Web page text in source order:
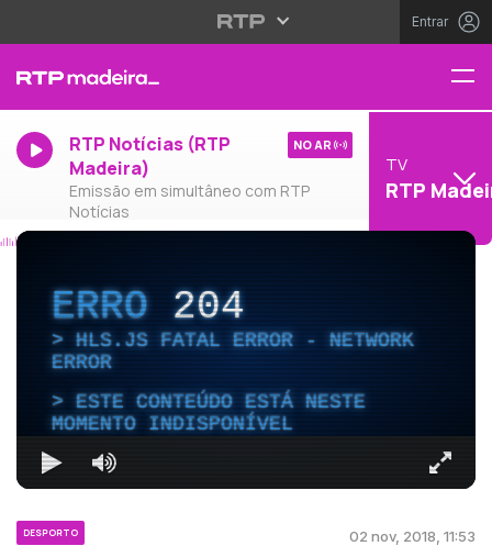
Entrar
RTP Notícias (RTP
Madeira)
Emissão em simultâneo com RTP
Notícias
NO AR
TV
RTP
ERRO204
HLS.JS FATAL ERROR - NETWORK
ERROR
ESTE CONTEÚDO ESTÁ NESTE
MOMENTO INDISPONÍVEL
DESPORTO 02 nov, 2018, 11:53